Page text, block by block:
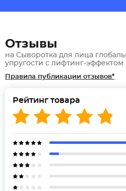
Отзывы
на Сыворотка для лица
упругости с лифтинг-эффектом
Правила публикации отзывов*
Рейтинг товара